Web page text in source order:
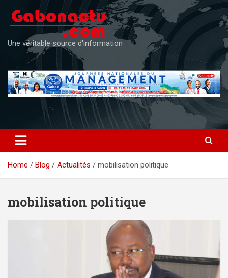
content
Une véritable source d'information
Home Blog Actualités mobilisation politique
mobilisation politique